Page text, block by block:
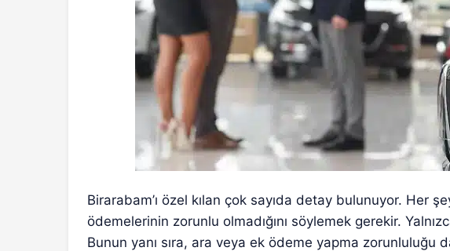
Birarabam’ı özel kılan çok sayıda detay bulunuyor. Her
ödemelerinin zorunlu olmadığını söylemek gerekir.
Bunun yanı sıra, ara veya ek ödeme yapma zorunluluğu